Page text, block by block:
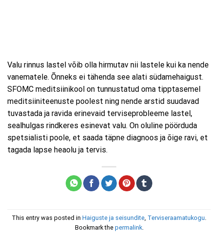
Valu rinnus lastel võib olla hirmutav nii lastele kui ka nende
vanematele. Õnneks ei tähenda see alati südamehaigust.
SFOMC meditsiinikool on tunnustatud oma tipptasemel
meditsiiniteenuste poolest ning nende arstid suudavad
tuvastada ja ravida erinevaid terviseprobleeme lastel,
sealhulgas rindkeres esinevat valu. On oluline pöörduda
spetsialisti poole, et saada täpne diagnoos ja õige ravi, et
tagada lapse heaolu ja tervis.
This entry was posted in Haiguste ja seisundite Terviseraamatukogu
Bookmark the permalink.